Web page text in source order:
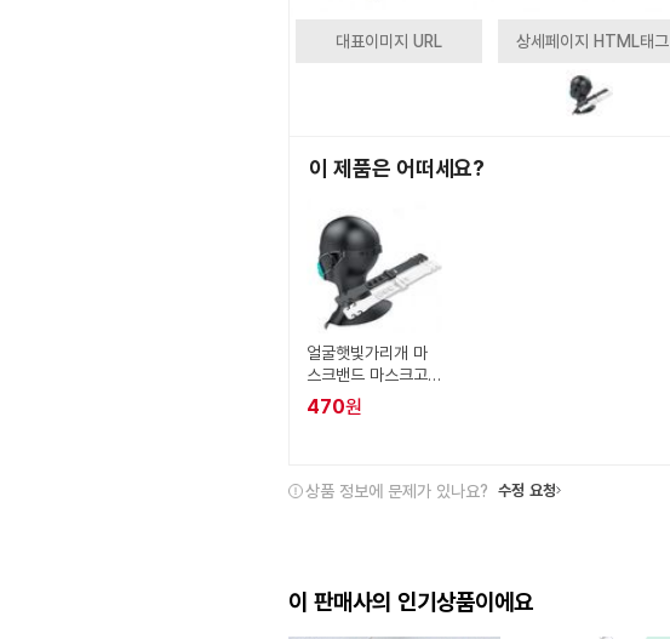
대표이미지 URL 상세페이지 HTML태그
이 제품은 어떠세요?
얼굴햇빛가리개 마
스크밴드 마스크고
리 방지
470원
상품 정보에 문제가 있나요? 수정 요청
이 판매사의 인기상품이에요